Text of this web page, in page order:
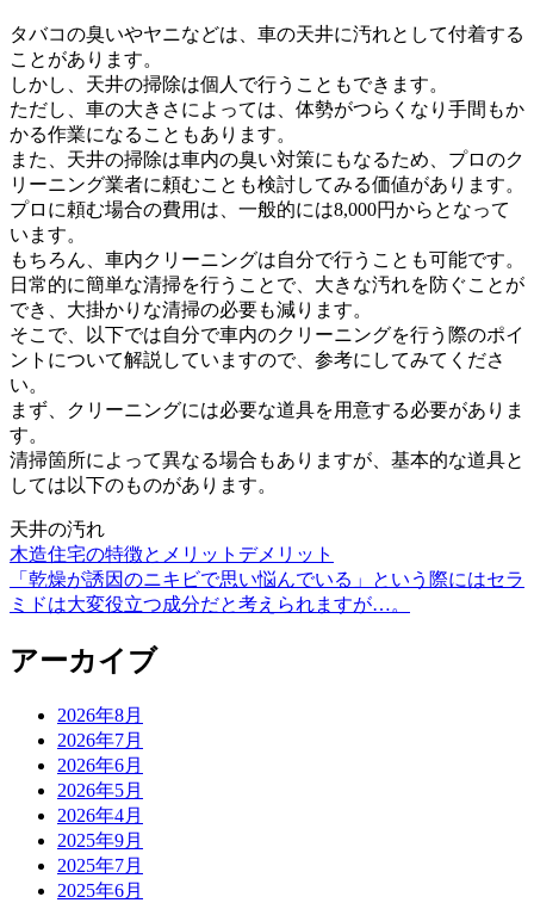
タバコの臭いやヤニなどは、車の天井に汚れとして付着する
ことがあります。
しかし、天井の掃除は個人で行うこともできます。
ただし、車の大きさによっては、体勢がつらくなり手間もか
かる作業になることもあります。
また、天井の掃除は車内の臭い対策にもなるため、プロのク
リーニング業者に頼むことも検討してみる価値があります。
プロに頼む場合の費用は、一般的には8,000円からとなって
います。
もちろん、車内クリーニングは自分で行うことも可能です。
日常的に簡単な清掃を行うことで、大きな汚れを防ぐことが
でき、大掛かりな清掃の必要も減ります。
そこで、以下では自分で車内のクリーニングを行う際のポイ
ントについて解説していますので、参考にしてみてくださ
い。
まず、クリーニングには必要な道具を用意する必要がありま
す。
清掃箇所によって異なる場合もありますが、基本的な道具と
しては以下のものがあります。
天井の汚れ
投
稿
ビ
木造住宅の特徴とメリットデメリット
「乾燥が誘因のニキビで思い悩んでいる」という際にはセラ
ミドは大変役立つ成分だと考えられますが…。
アーカイブ
2026年8月
2026年7月
2026年6月
2026年5月
2026年4月
2025年9月
2025年7月
2025年6月